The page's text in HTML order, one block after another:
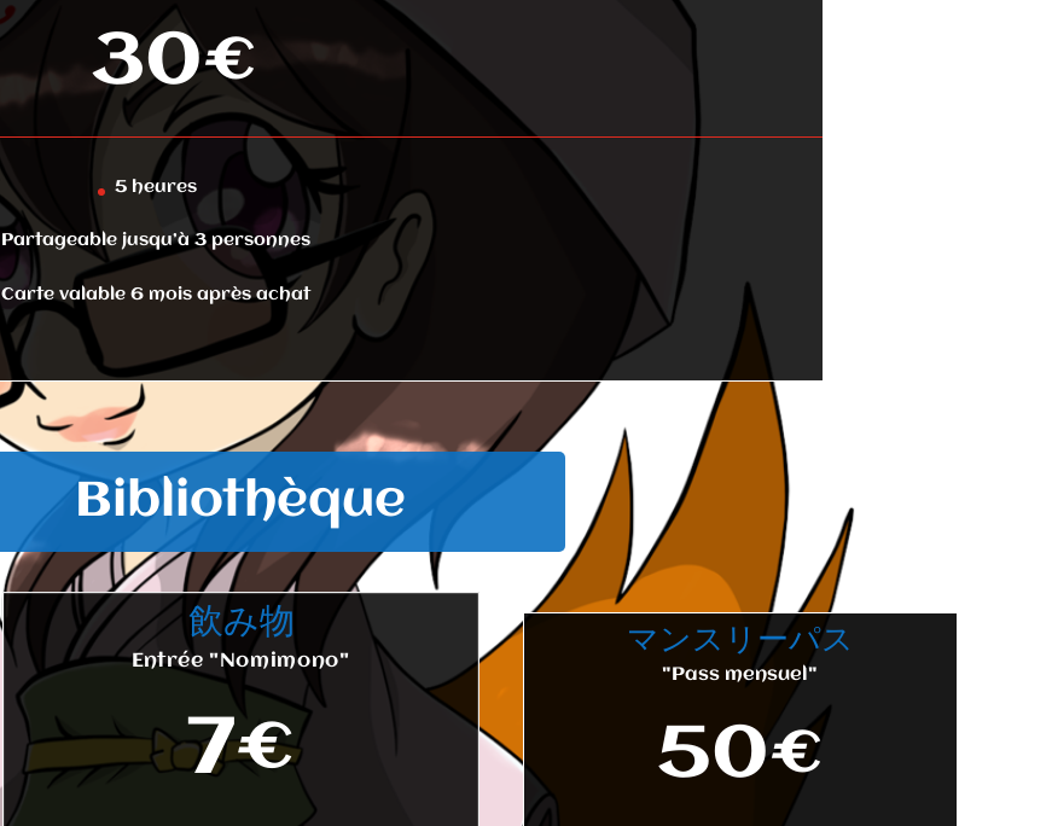
30€
5 heures
Partageable jusqu’à 3 personnes
Carte valable 6 mois après achat
Bibliothèque
飲み物
Entrée "Nomimono"
7€
マンスリーパス
"Pass mensuel"
50€